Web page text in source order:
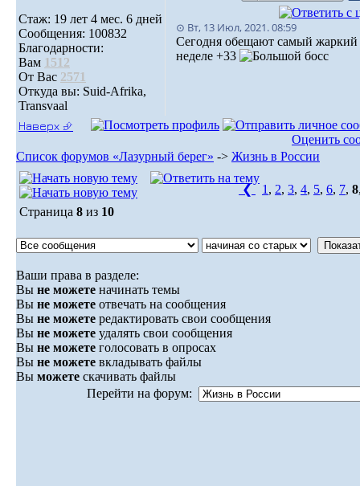
Стаж: 19 лет 4 мес. 6 дней
Сообщения: 100832
Благодарности:
Вам 1512
От Вас 2571
Откуда вы: Suid-Afrika,
Transvaal
⊙ Вт, 13 Июл, 2021. 08:59
Сегодня обещают самый жаркий
неделе +33
Наверх ⮵
Оценить
Список форумов «Лазурный берег» -> Жизнь в России
❮ 1 , 2, 3, 4, 5, 6, 7, 8
Страница 8 из 10
Ваши права в разделе:
Вы не можете начинать темы
Вы не можете отвечать на сообщения
Вы не можете редактировать свои сообщения
Вы не можете удалять свои сообщения
Вы не можете голосовать в опросах
Вы не можете вкладывать файлы
Вы можете скачивать файлы
Перейти на форум: